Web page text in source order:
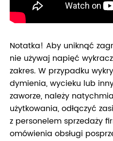
Notatka! Aby uniknąć
nie używaj napięć
zakres. W przypadku
dymienia, wycieku lub
zaworze, należy
użytkowania, odłączyć
z personelem sprzedaży
omówienia obsługi